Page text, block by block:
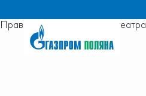
Правила посещения кинотеатра